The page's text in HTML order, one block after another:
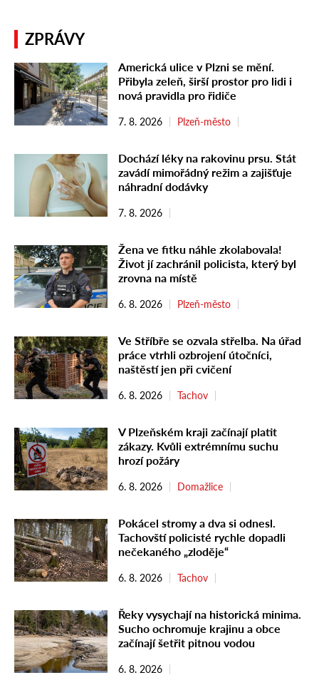
ZPRÁVY
Americká ulice v Plzni se mění.
Přibyla zeleň, širší prostor pro lidi i
nová pravidla pro řidiče
7. 8. 2026 Plzeň-město
Dochází léky na rakovinu prsu. Stát
zavádí mimořádný režim a zajišťuje
náhradní dodávky
7. 8. 2026
Žena ve fitku náhle zkolabovala!
Život jí zachránil policista, který byl
zrovna na místě
6. 8. 2026 Plzeň-město
Ve Stříbře se ozvala střelba. Na úřad
práce vtrhli ozbrojení útočníci,
naštěstí jen při cvičení
6. 8. 2026 Tachov
V Plzeňském kraji začínají platit
zákazy. Kvůli extrémnímu suchu
hrozí požáry
6. 8. 2026 Domažlice
Pokácel stromy a dva si odnesl.
Tachovští policisté rychle dopadli
nečekaného „zloděje“
6. 8. 2026 Tachov
Řeky vysychají na historická minima.
Sucho ochromuje krajinu a obce
začínají šetřit pitnou vodou
6. 8. 2026